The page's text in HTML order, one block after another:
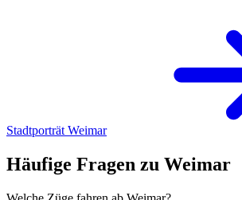
Stadtporträt Weimar
Häufige Fragen zu Weimar